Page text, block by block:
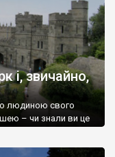
і, звичайно,
людиною свого
– чи знали ви це